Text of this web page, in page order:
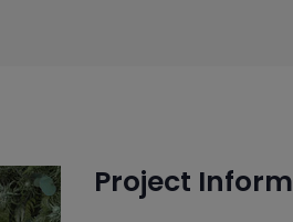
Project